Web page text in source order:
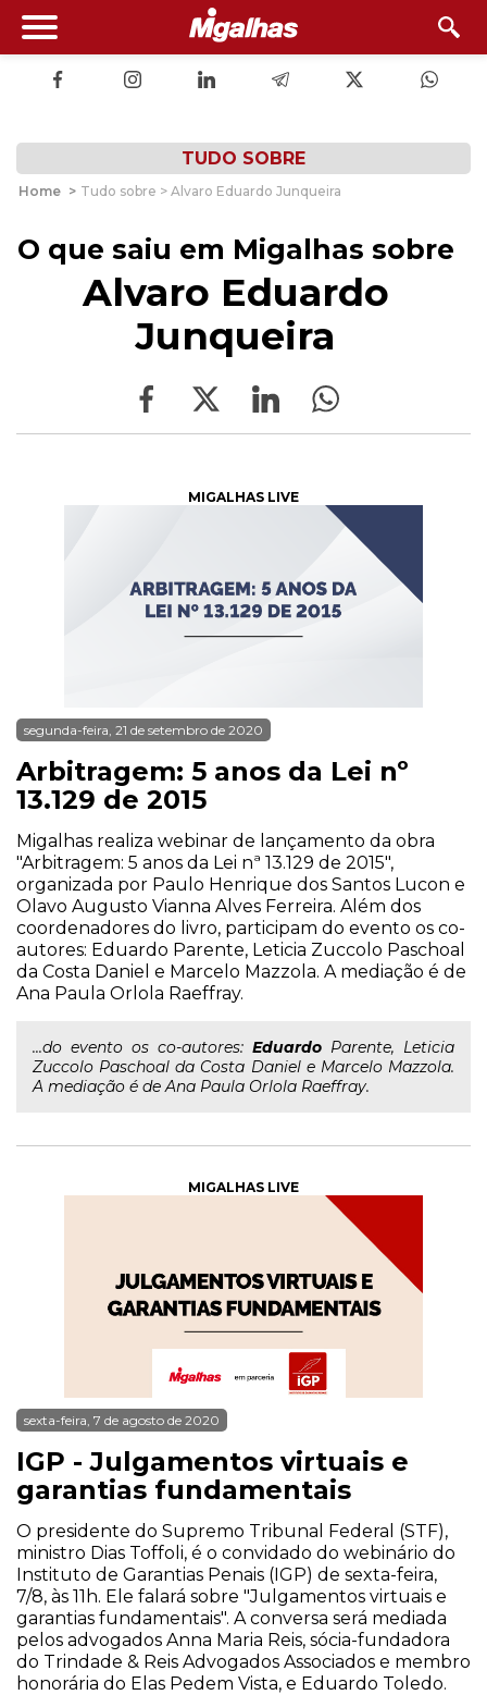
TUDO SOBRE
Home > Tudo sobre > Alvaro Eduardo Junqueira
O que saiu em Migalhas sobre
Alvaro Eduardo
Junqueira
MIGALHAS LIVE
segunda-feira, 21 de setembro de 2020
Arbitragem: 5 anos da Lei nº
13.129 de 2015
Migalhas realiza webinar de lançamento da obra
"Arbitragem: 5 anos da Lei nª 13.129 de 2015",
organizada por Paulo Henrique dos Santos Lucon e
Olavo Augusto Vianna Alves Ferreira. Além dos
coordenadores do livro, participam do evento os co-
autores: Eduardo Parente, Leticia Zuccolo Paschoal
da Costa Daniel e Marcelo Mazzola. A mediação é de
Ana Paula Orlola Raeffray.
...do evento os co-autores: Eduardo Parente, Leticia
Zuccolo Paschoal da Costa Daniel e Marcelo Mazzola.
A mediação é de Ana Paula Orlola Raeffray.
MIGALHAS LIVE
sexta-feira, 7 de agosto de 2020
IGP - Julgamentos virtuais e
garantias fundamentais
O presidente do Supremo Tribunal Federal (STF),
ministro Dias Toffoli, é o convidado do webinário do
Instituto de Garantias Penais (IGP) de sexta-feira,
7/8, às 11h. Ele falará sobre "Julgamentos virtuais e
garantias fundamentais". A conversa será mediada
pelos advogados Anna Maria Reis, sócia-fundadora
do Trindade & Reis Advogados Associados e membro
honorária do Elas Pedem Vista, e Eduardo Toledo.